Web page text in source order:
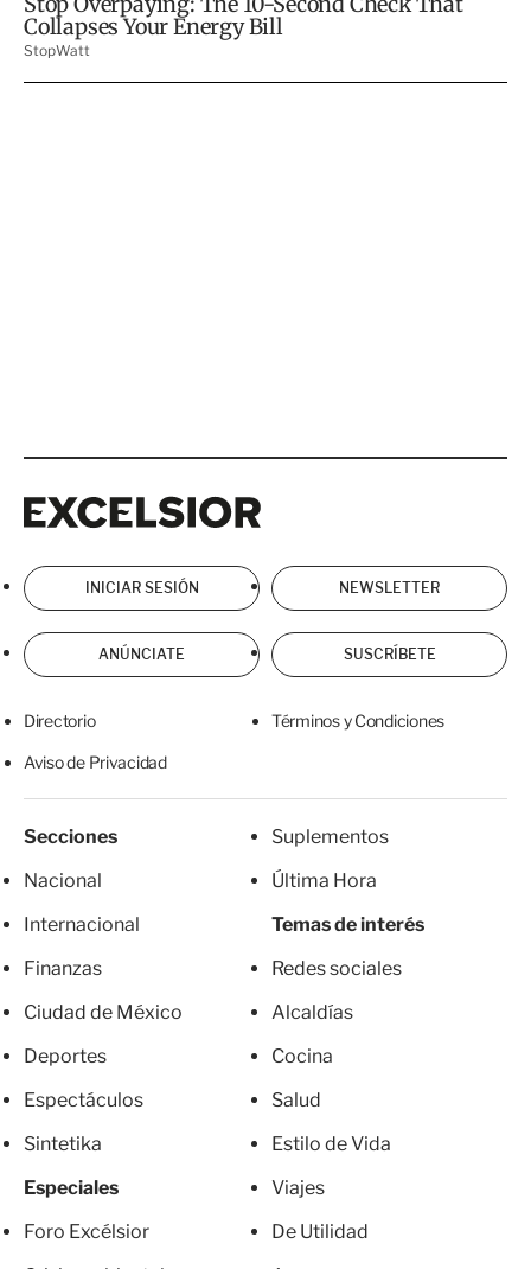
INICIAR SESIÓN NEWSLETTER
ANÚNCIATE SUSCRÍBETE
Directorio Términos y Condiciones
Aviso de Privacidad
Secciones
Nacional
Internacional
Finanzas
Ciudad de México
Deportes
Espectáculos
Sintetika
Especiales
Foro Excélsior
Suplementos
Última Hora
Temas de interés
Redes sociales
Alcaldías
Cocina
Salud
Estilo de Vida
Viajes
De Utilidad